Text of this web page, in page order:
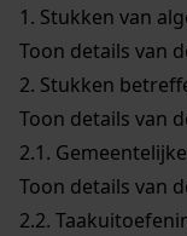
1. Stukken van
Toon details van
2. Stukken
Toon details van
2.1.
Toon details van
2.2.